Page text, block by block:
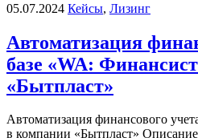
05.07.2024 Кейсы, Лизинг
Автоматизация
базе «WA:
«Бытпласт»
Автоматизация финансового
в компании «Бытпласт»